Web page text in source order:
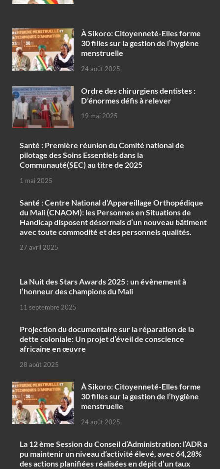
À Sikoro: Citoyenneté-Elles forme
30 filles sur la gestion de l’hygiène
menstruelle
24 août 2025
Ordre des chirurgiens dentistes :
D’énormes défis à relever
19 mai 2025
Santé : Première réunion du Comité national de
pilotage des Soins Essentiels dans la
Communauté(SEC) au titre de 2025
1 mai 2025
Santé : Centre National d’Appareillage Orthopédique
du Mali (CNAOM): les Personnes en Situations de
Handicap disposent désormais d’un nouveau bâtiment
avec toute commodité et des personnels qualités.
27 avril 2025
‎La Nuit des Stars Awards 2025 : un évènement à
l’honneur des champions du Mali
11 septembre 2025
Projection du documentaire sur la réparation de la
dette coloniale: Un projet d’éveil de conscience
africaine en œuvre‎
28 août 2025
À Sikoro: Citoyenneté-Elles forme
30 filles sur la gestion de l’hygiène
menstruelle
24 août 2025
La 12 ème Session du Conseil d’Administration: l’ADR a
pu maintenir un niveau d’activité élevé, avec 64,28%
des actions planifiées réalisées en dépit d’un taux